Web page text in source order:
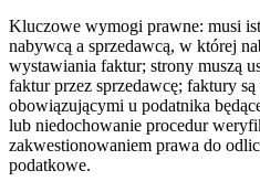
Kluczowe wymogi prawne: musi
nabywcą a sprzedawcą, w której
wystawiania faktur; strony muszą
faktur przez sprzedawcę; faktury
obowiązującymi u podatnika
lub niedochowanie procedur
zakwestionowaniem prawa do
podatkowe.